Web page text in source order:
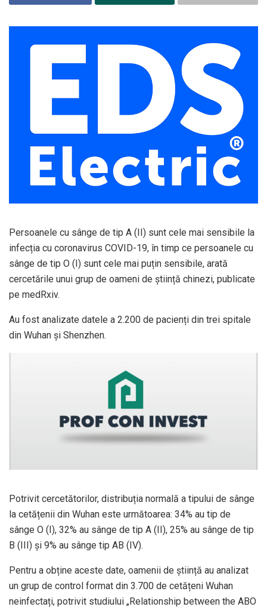
Persoanele cu sânge de tip A (II) sunt cele mai sensibile la
infecția cu coronavirus COVID-19, în timp ce persoanele cu
sânge de tip O (I) sunt cele mai puțin sensibile, arată
cercetările unui grup de oameni de știință chinezi, publicate
pe medRxiv.
Au fost analizate datele a 2.200 de pacienți din trei spitale
din Wuhan și Shenzhen.
Potrivit cercetătorilor, distribuția normală a tipului de sânge
la cetățenii din Wuhan este următoarea: 34% au tip de
sânge O (I), 32% au sânge de tip A (II), 25% au sânge de tip
B (III) și 9% au sânge tip AB (IV).
Pentru a obține aceste date, oamenii de știință au analizat
un grup de control format din 3.700 de cetățeni Wuhan
neinfectați, potrivit studiului „Relationship between the ABO